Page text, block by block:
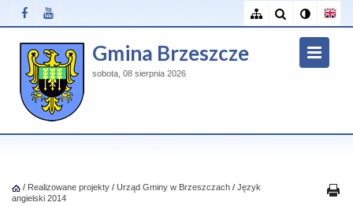
Gmina Brzeszcze
sobota, 08 sierpnia 2026
/ Realizowane projekty / Urząd Gminy w Brzeszczach / Język
angielski 2014